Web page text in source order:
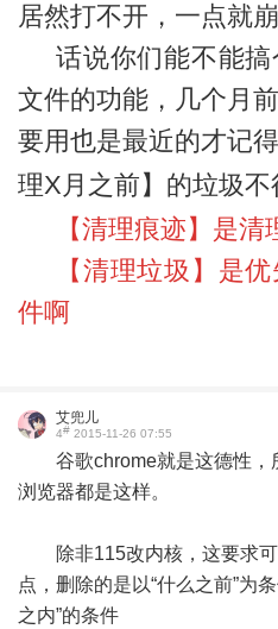
居然打不开，一点就
话说你们能不能
文件的功能，几个月
要用也是最近的才记
理X月之前】 的垃圾不
【清理痕迹】是
【清理垃圾】是
件啊
艾兜儿
4# 2015-11-26 07:55
谷歌chrome就是这德性
浏览器都是这样。
除非115改内核，这要求
点，删除的是以“什么之前”为
之内”的条件